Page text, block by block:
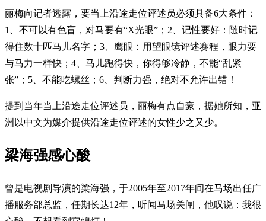
丽梅向记者透露，要当上沿途走位评述员必须具备6大条件：
1、不可以有色盲，对马要有“X光眼”；2、记性要好：随时记
得住数十匹马儿名字；3、鹰眼：用望眼镜评述赛程，眼力要
与马力一样快；4、马儿跑得快，你得够冷静，不能“乱紧
张”；5、不能吃螺丝；6、判断力强，绝对不允许出错！
提到当年当上沿途走位评述员，丽梅有点自豪，据她所知，亚
洲以中文为媒介提供沿途走位评述的女性少之又少。
梁海强感心酸
曾是电视剧导演的梁海强，于2005年至2017年间在马场出任广
播服务部总监，任期长达12年，听闻马场关闸，他叹说：我很